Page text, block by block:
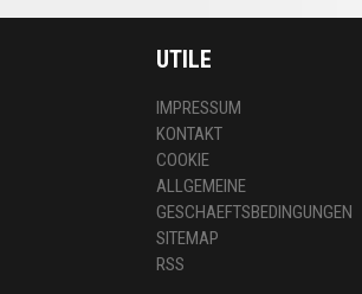
UTILE
IMPRESSUM
KONTAKT
COOKIE
ALLGEMEINE
GESCHAEFTSBEDINGUNGEN
SITEMAP
RSS